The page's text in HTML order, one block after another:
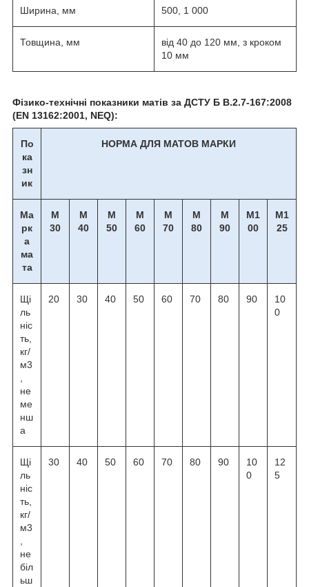
Ширина, мм 500, 1 000
Товщина, мм
від 40 до 120 мм, з кроком
10 мм
Фізико-технічні показники матів за ДСТУ Б В.2.7-167:2008
(EN 13162:2001, NEQ):
По
ка
зн
ик
НОРМА ДЛЯ МАТОВ МАРКИ
Ма
рк
а
ма
та
М
30
М
40
М
50
М
60
М
70
М
80
М
90
М1
00
М1
25
Щі
ль
ніс
ть,
кг/
м3
не
ме
нш
а
20 30 40 50 60 70 80 90
10
0
Щі
ль
ніс
ть,
кг/
м3
не
біл
ьш
30 40 50 60 70 80 90
10
0
12
5